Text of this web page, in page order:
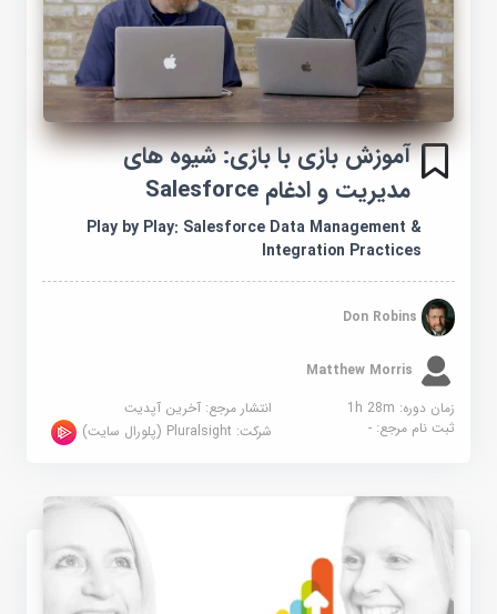
آموزش بازی با بازی: شیوه های
مدیریت و ادغام Salesforce
Play by Play: Salesforce Data Management &
Integration Practices
Don Robins
Matthew Morris
زمان دوره: 1h 28m
انتشار مرجع:آخرین آپدیت
ثبت نام مرجع:- شرکت:Pluralsight (پلورال سایت)